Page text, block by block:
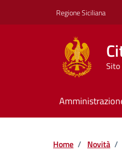
Regione Siciliana
Home / Novità /